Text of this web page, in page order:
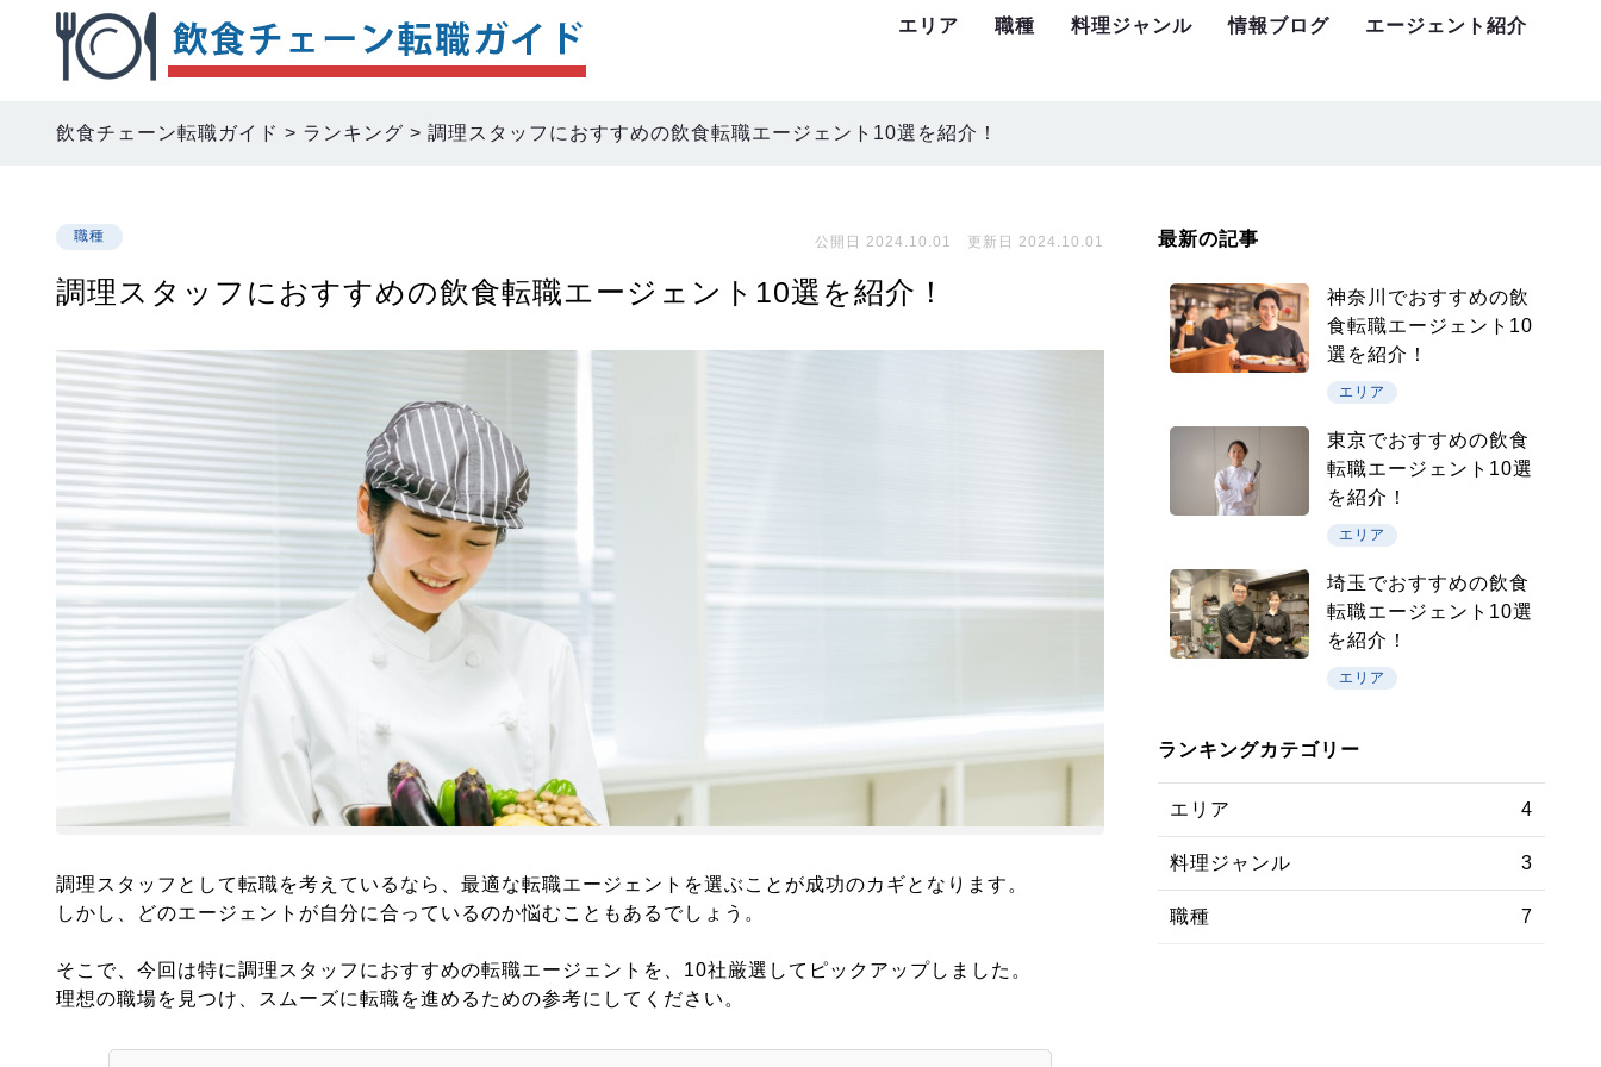
エリア 職種 料理ジャンル 情報ブログ エージェント紹介
飲食チェーン転職ガイド > ランキング > 調理スタッフにおすすめの飲食転職エージェント10選を紹介！
職種 公開日 2024.10.01 更新日 2024.10.01
調理スタッフにおすすめの飲食転職エージェント10選を紹介！
調理スタッフとして転職を考えているなら、最適な転職エージェントを選ぶことが成功のカギとなります。
しかし、どのエージェントが自分に合っているのか悩むこともあるでしょう。
そこで、今回は特に調理スタッフにおすすめの転職エージェントを、10社厳選してピックアップしました。
理想の職場を見つけ、スムーズに転職を進めるための参考にしてください。
最新の記事
神奈川でおすすめの飲
食転職エージェント10
選を紹介！
エリア
東京でおすすめの飲食
転職エージェント10選
を紹介！
エリア
埼玉でおすすめの飲食
転職エージェント10選
を紹介！
エリア
ランキングカテゴリー
エリア 4
料理ジャンル 3
職種 7